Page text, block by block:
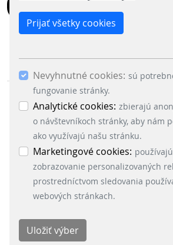
Kliknutím na „Uložiť len
odmietneš použitie iných ako len
cookies. Povolením „Analytických
potvrdením cez tlačidlo „Uložiť
použitím ostatných súborov
potvrdiť súhlas s použitím
cookies (nevyhnutné, analytické
klikni na tlačidlo „Prijať všetky
Nastavenie cookies môžeš
menu „Nastavenie cookies“ v
stránky. Podrobné informácie o
na našej stránke nájdeš tu:
Prijať všetky cookies
Nevyhnutné cookies: sú
fungovanie stránky.
Analytické cookies: zbierajú
o návštevníkoch stránky, aby nám
ako využívajú našu stránku.
Marketingové cookies:
zobrazovanie personalizovaných
prostredníctvom sledovania
webových stránkach.
ODDELENIA
Signalling Systems
Energy Retail Solutions
Fare Collection Systems